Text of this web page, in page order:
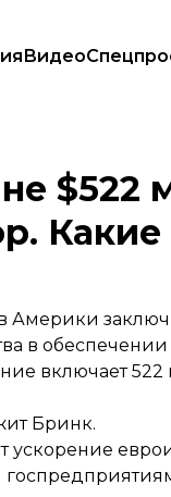
Видео
условия?
$522
Америки
в обеспечении
включает
Бринк.
ускорение